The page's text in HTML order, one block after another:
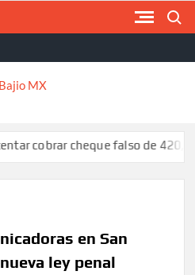
cheque falso de 420,000
en San
ley penal